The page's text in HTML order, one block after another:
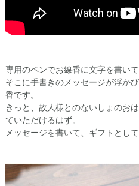
専用のペンでお線香に文字を書いて
そこに手書きのメッセージが浮か
香です。
きっと、故人様とのないしょのお
ていただけるはず。
メッセージを書いて、ギフトとし